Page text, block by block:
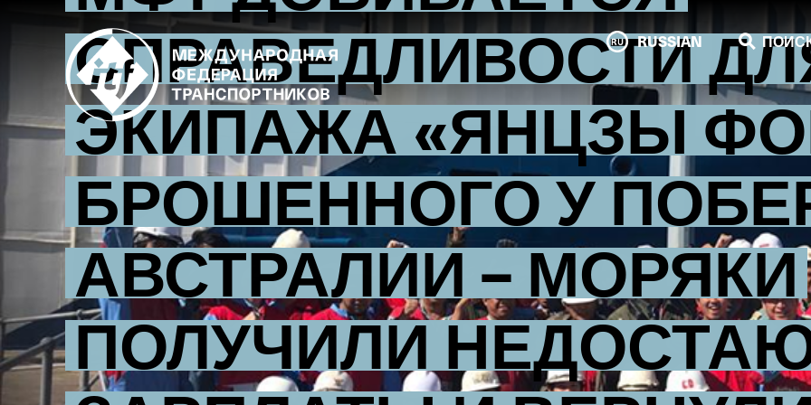
СПРАВЕДЛИВОСТИ
ЭКИПАЖА «ЯНЦЗЫ
БРОШЕННОГО У
АВСТРАЛИИ – МОРЯКИ
ПОЛУЧИЛИ
RUSSIAN